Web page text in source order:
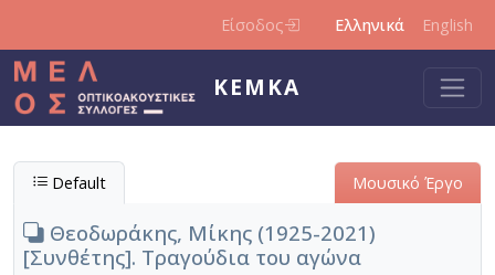
Είσοδος Ελληνικά English
ΚΕΜΚΑ
Default Μουσικό Έργο
Θεοδωράκης, Μίκης (1925-2021)
[Συνθέτης]. Τραγούδια του αγώνα